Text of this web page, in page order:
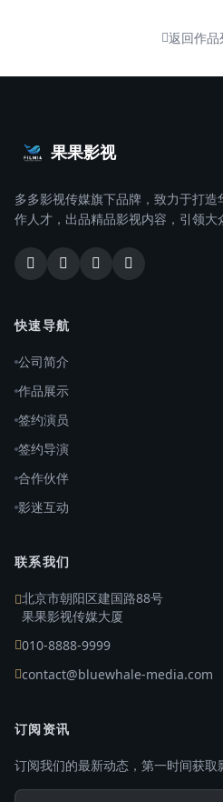
返回作品
果果影视
多多影视传媒旗下品牌，致力于打
作人才，出品精品影视内容，引领大
快速导航
公司简介
作品展示
签约演员
签约导演
合作伙伴
影迷互动
联系我们
北京市朝阳区建国路88号
果果影视传媒大厦
010-8888-9999
contact@bluewhale-media.com
订阅资讯
订阅我们的最新动态，第一时间获取